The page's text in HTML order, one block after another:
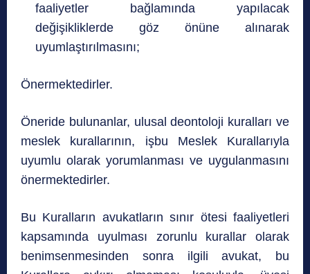
faaliyetler bağlamında yapılacak
değişikliklerde göz önüne alınarak
uyumlaştırılmasını;
Önermektedirler.
Öneride bulunanlar, ulusal deontoloji kuralları ve
meslek kurallarının, işbu Meslek Kurallarıyla
uyumlu olarak yorumlanması ve uygulanmasını
önermektedirler.
Bu Kuralların avukatların sınır ötesi faaliyetleri
kapsamında uyulması zorunlu kurallar olarak
benimsenmesinden sonra ilgili avukat, bu